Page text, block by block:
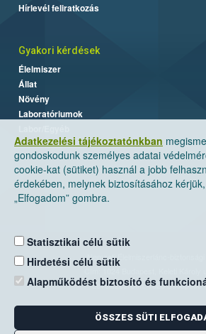
Adatkezelési tájékoztatónkban
gondoskodunk személyes adatai
cookie-kat (sütiket) használ a jobb
érdekében, melynek biztosításához
„Elfogadom” gombra.
Statisztikai célú sütik
Hirdetési célú sütik
Alapműködést biztosító és
ÖSSZES SÜTI
Hírlevél feliratkozás
Gyakori kérdések
Élelmiszer
Állat
Növény
Laboratóriumok
Nemzeti Élelmiszerlánc-biztonsági
Levelezési cím: 1525 Budapest.
E-mail: